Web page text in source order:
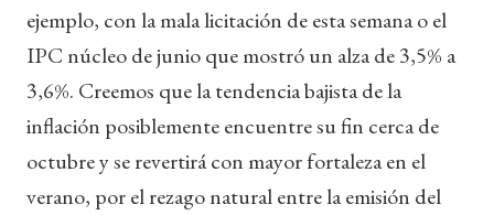
ejemplo, con la mala licitación de esta semana o el
IPC núcleo de junio que mostró un alza de 3,5% a
3,6%. Creemos que la tendencia bajista de la
inflación posiblemente encuentre su fin cerca de
octubre y se revertirá con mayor fortaleza en el
verano, por el rezago natural entre la emisión del